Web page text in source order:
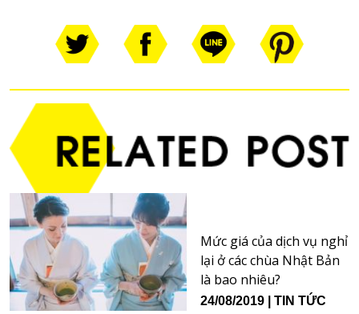
Mức giá của dịch vụ nghỉ
lại ở các chùa Nhật Bản
là bao nhiêu?
24/08/2019 TIN TỨC